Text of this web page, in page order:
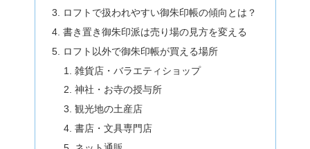
ロフトで扱われやすい御朱印帳の傾向とは？
書き置き御朱印派は売り場の見方を変える
ロフト以外で御朱印帳が買える場所
雑貨店・バラエティショップ
神社・お寺の授与所
観光地の土産店
書店・文具専門店